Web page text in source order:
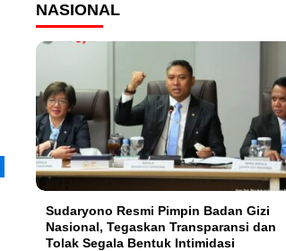
NASIONAL
Sudaryono Resmi Pimpin Badan Gizi
Nasional, Tegaskan Transparansi dan
Tolak Segala Bentuk Intimidasi